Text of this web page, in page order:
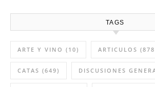
TAGS
ARTE Y VINO (10) ARTICULOS
CATAS (649) DISCUSIONES